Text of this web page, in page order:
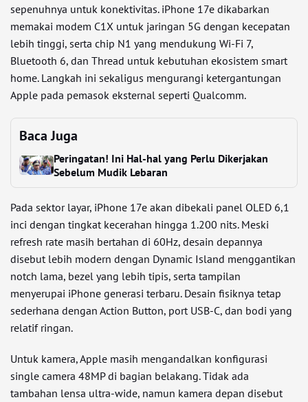
sepenuhnya untuk konektivitas. iPhone 17e dikabarkan
memakai modem C1X untuk jaringan 5G dengan kecepatan
lebih tinggi, serta chip N1 yang mendukung Wi-Fi 7,
Bluetooth 6, dan Thread untuk kebutuhan ekosistem smart
home. Langkah ini sekaligus mengurangi ketergantungan
Apple pada pemasok eksternal seperti Qualcomm.
Baca Juga
Peringatan! Ini Hal-hal yang Perlu Dikerjakan
Sebelum Mudik Lebaran
Pada sektor layar, iPhone 17e akan dibekali panel OLED 6,1
inci dengan tingkat kecerahan hingga 1.200 nits. Meski
refresh rate masih bertahan di 60Hz, desain depannya
disebut lebih modern dengan Dynamic Island menggantikan
notch lama, bezel yang lebih tipis, serta tampilan
menyerupai iPhone generasi terbaru. Desain fisiknya tetap
sederhana dengan Action Button, port USB-C, dan bodi yang
relatif ringan.
Untuk kamera, Apple masih mengandalkan konfigurasi
single camera 48MP di bagian belakang. Tidak ada
tambahan lensa ultra-wide, namun kamera depan disebut